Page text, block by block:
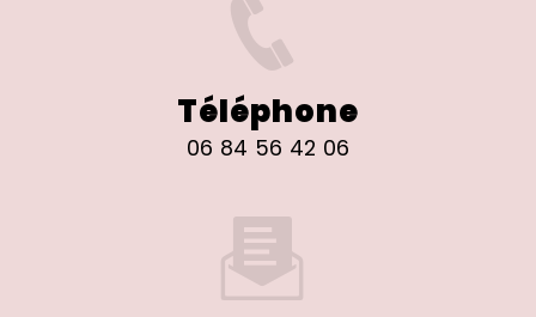
Téléphone
06 84 56 42 06